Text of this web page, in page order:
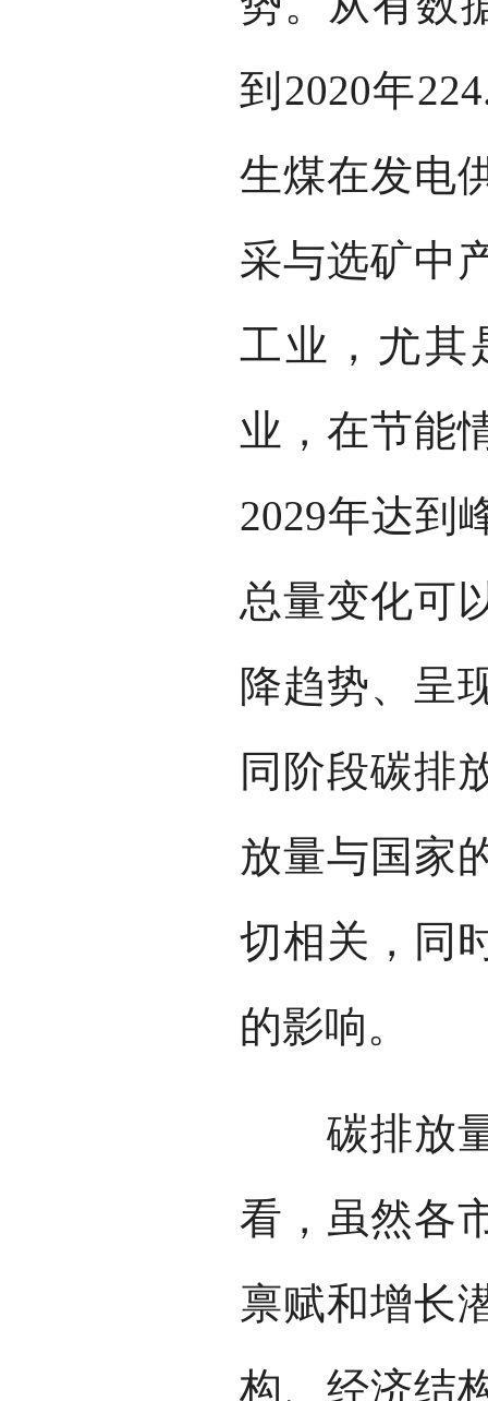
到2020年
生煤在发电
采与选矿中
工业，尤其
业，在节能
2029年达到
总量变化可
降趋势、呈
同阶段碳排
放量与国家
切相关，同
的影响。
碳排放量
看，虽然各
禀赋和增长
构、经济结